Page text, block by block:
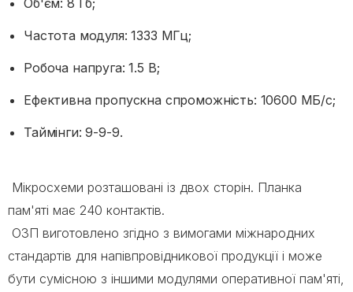
Частота модуля: 1333 МГц;
Робоча напруга: 1.5 В;
Ефективна пропускна спроможність: 10600 МБ/с;
Таймінги: 9-9-9.
Мікросхеми розташовані із двох сторін. Планка
пам'яті має 240 контактів.
ОЗП виготовлено згідно з вимогами міжнародних
стандартів для напівпровідникової продукції і може
бути сумісною з іншими модулями оперативної пам'яті,